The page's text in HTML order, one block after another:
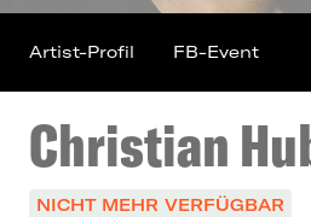
Christian
NICHT MEHR VERFÜGBAR
Artist-Profil FB-Event